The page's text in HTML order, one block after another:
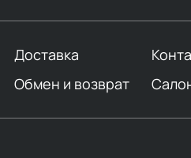
пептидами (стимуляция
ретинолом (борьба с
Также можно использовать
Доставка
Обмен и возврат